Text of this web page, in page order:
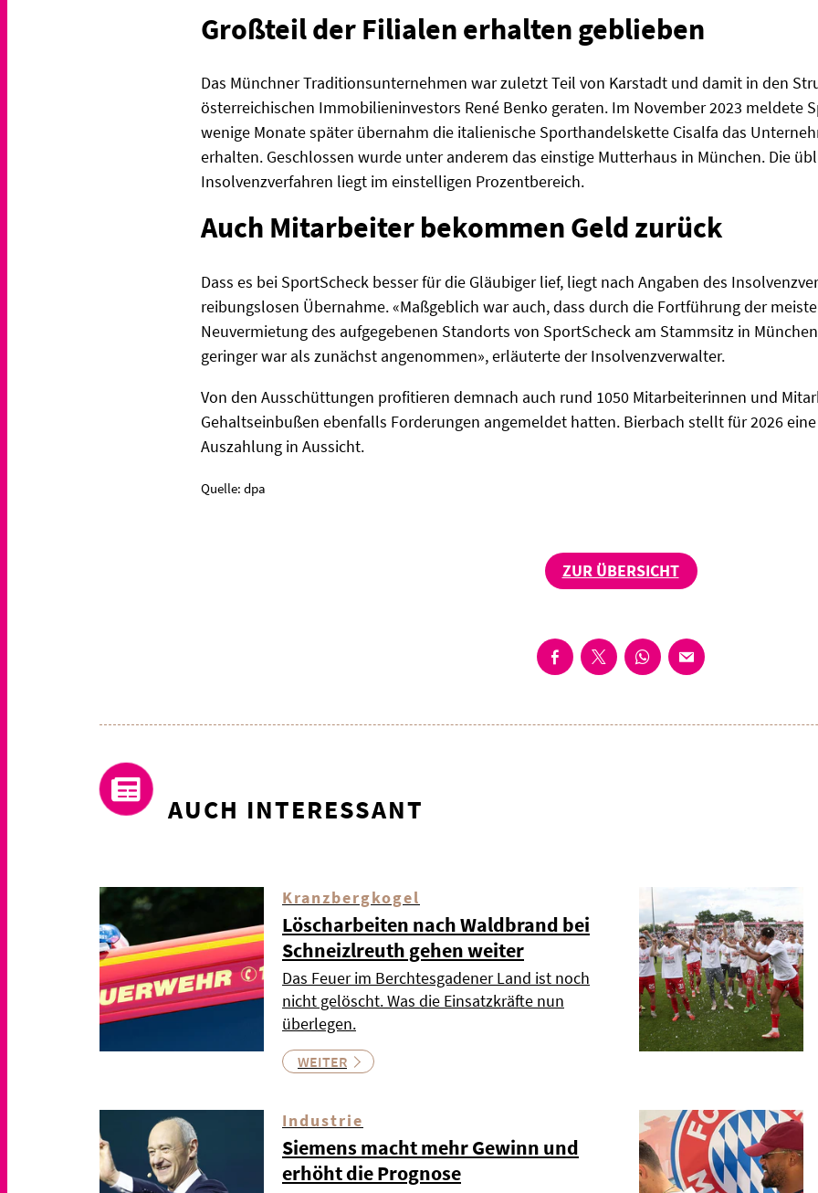
Großteil der Filialen erhalten geblieben
Das Münchner Traditionsunternehmen war zuletzt Teil von Karstadt und damit in den
österreichischen Immobilieninvestors René Benko geraten. Im November 2023 meldete
wenige Monate später übernahm die italienische Sporthandelskette Cisalfa das
erhalten. Geschlossen wurde unter anderem das einstige Mutterhaus in München. Die
Insolvenzverfahren liegt im einstelligen Prozentbereich.
Auch Mitarbeiter bekommen Geld zurück
Dass es bei SportScheck besser für die Gläubiger lief, liegt nach Angaben des
reibungslosen Übernahme. «Maßgeblich war auch, dass durch die Fortführung der
Neuvermietung des aufgegebenen Standorts von SportScheck am Stammsitz in
geringer war als zunächst angenommen», erläuterte der Insolvenzverwalter.
Von den Ausschüttungen profitieren demnach auch rund 1050 Mitarbeiterinnen und
Gehaltseinbußen ebenfalls Forderungen angemeldet hatten. Bierbach stellt für 2026
Auszahlung in Aussicht.
Quelle: dpa
ZUR ÜBERSICHT
AUCH INTERESSANT
Kranzbergkogel
Löscharbeiten nach Waldbrand bei
Schneizlreuth gehen weiter
Das Feuer im Berchtesgadener Land ist noch
nicht gelöscht. Was die Einsatzkräfte nun
überlegen.
WEITER
Industrie
Siemens macht mehr Gewinn und
erhöht die Prognose